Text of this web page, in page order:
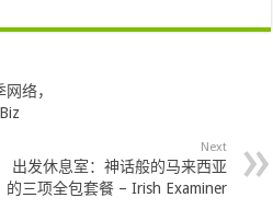
络，
Next
出发休息室：神话般的马来西亚
的三项全包套餐 – Irish Examiner